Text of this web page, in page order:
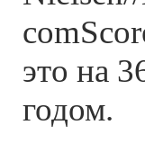
это на
годом.